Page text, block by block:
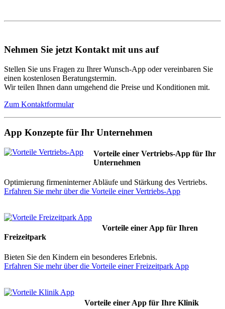
Nehmen Sie jetzt Kontakt mit uns auf
Stellen Sie uns Fragen zu Ihrer Wunsch-App oder vereinbaren Sie
einen kostenlosen Beratungstermin.
Wir teilen Ihnen dann umgehend die Preise und Konditionen mit.
Zum Kontaktformular
App Konzepte für Ihr Unternehmen
Vorteile einer Vertriebs-App für Ihr
Unternehmen
Optimierung firmeninterner Abläufe und Stärkung des Vertriebs.
Erfahren Sie mehr über die Vorteile einer Vertriebs-App
Vorteile einer App für Ihren
Freizeitpark
Bieten Sie den Kindern ein besonderes Erlebnis.
Erfahren Sie mehr über die Vorteile einer Freizeitpark App
Vorteile einer App für Ihre Klinik